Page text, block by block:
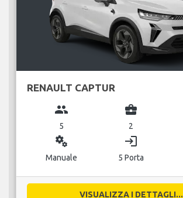
RENAULT CAPTUR
group
5
business_center
2
miscellaneous_services
Manuale
login
5 Porta
VISUALIZZA I DETTAGLI...